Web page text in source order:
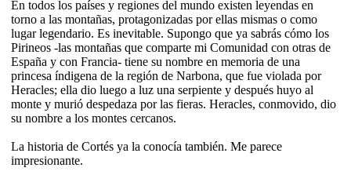
En todos los países y regiones del mundo existen leyendas en
torno a las montañas, protagonizadas por ellas mismas o como
lugar legendario. Es inevitable. Supongo que ya sabrás cómo los
Pirineos -las montañas que comparte mi Comunidad con otras de
España y con Francia- tiene su nombre en memoria de una
princesa índigena de la región de Narbona, que fue violada por
Heracles; ella dio luego a luz una serpiente y después huyo al
monte y murió despedaza por las fieras. Heracles, conmovido, dio
su nombre a los montes cercanos.
La historia de Cortés ya la conocía también. Me parece
impresionante.